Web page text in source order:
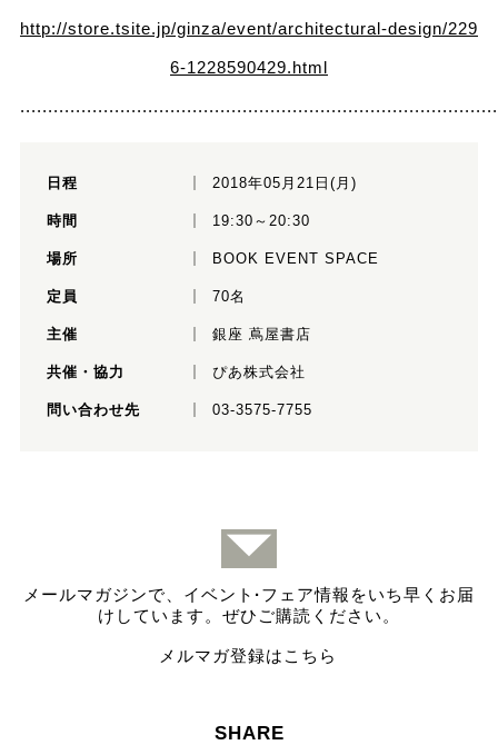
http://store.tsite.jp/ginza/event/architectural-design/229
6-1228590429.html
日程 2018年05月21日(月)
時間 19:30～20:30
場所 BOOK EVENT SPACE
定員 70名
主催 銀座 蔦屋書店
共催・協力 ぴあ株式会社
問い合わせ先 03-3575-7755
メールマガジンで、イベント ·フェア情報をいち早くお届
けしています。ぜひご購読ください。
メルマガ登録はこちら
SHARE